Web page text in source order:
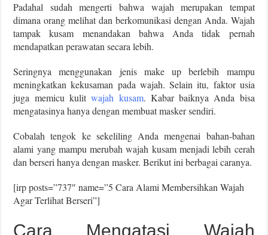
Padahal sudah mengerti bahwa wajah merupakan tempat
dimana orang melihat dan berkomunikasi dengan Anda. Wajah
tampak kusam menandakan bahwa Anda tidak pernah
mendapatkan perawatan secara lebih.
Seringnya menggunakan jenis make up berlebih mampu
meningkatkan kekusaman pada wajah. Selain itu, faktor usia
juga memicu kulitwajah kusam. Kabar baiknya Anda bisa
mengatasinya hanya dengan membuat masker sendiri.
Cobalah tengok ke sekeliling Anda mengenai bahan-bahan
alami yang mampu merubah wajah kusam menjadi lebih cerah
dan berseri hanya dengan masker. Berikut ini berbagai caranya.
[irp posts=”737″ name=”5 Cara Alami Membersihkan Wajah
Agar Terlihat Berseri”]
Cara Mengatasi Wajah